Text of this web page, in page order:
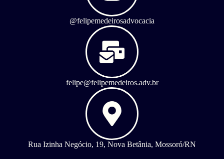
@felipemedeirosadvocacia
felipe@felipemedeiros.adv.br
Rua Izinha Negócio, 19, Nova Betânia, Mossoró/RN